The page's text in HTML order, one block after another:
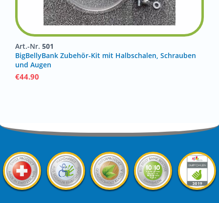
Art.-Nr. 501
BigBellyBank Zubehör-Kit mit Halbschalen, Schrauben
und Augen
€44.90